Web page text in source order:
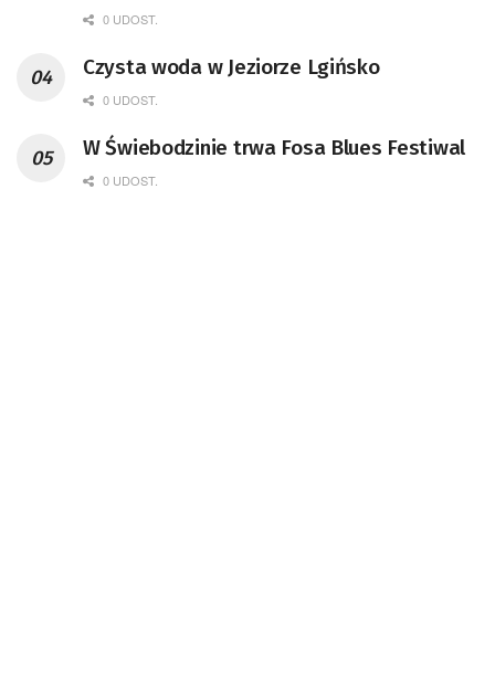
remont unikatowego Tr5-65
0 UDOST.
Czysta woda w Jeziorze Lgińsko
0 UDOST.
W Świebodzinie trwa Fosa Blues Festiwal
0 UDOST.